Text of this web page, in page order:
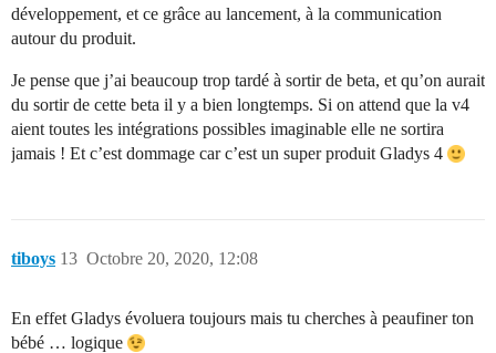
développement, et ce grâce au lancement, à la communication
autour du produit.
Je pense que j’ai beaucoup trop tardé à sortir de beta, et qu’on aurait
du sortir de cette beta il y a bien longtemps. Si on attend que la v4
aient toutes les intégrations possibles imaginable elle ne sortira
jamais ! Et c’est dommage car c’est un super produit Gladys 4
tiboys Octobre 20, 2020, 12:08
13
En effet Gladys évoluera toujours mais tu cherches à peaufiner ton
bébé … logique